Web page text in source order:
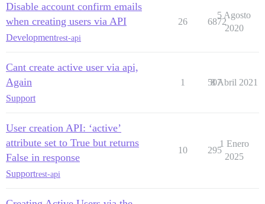
Disable account confirm emails
when creating users via API
Developmentrest-api
26 6872
5 Agosto
2020
Cant create active user via api,
Again
Support
1 507
8 Abril 2021
User creation API: ‘active’
attribute set to True but returns
False in response
Supportrest-api
10 295
1 Enero
2025